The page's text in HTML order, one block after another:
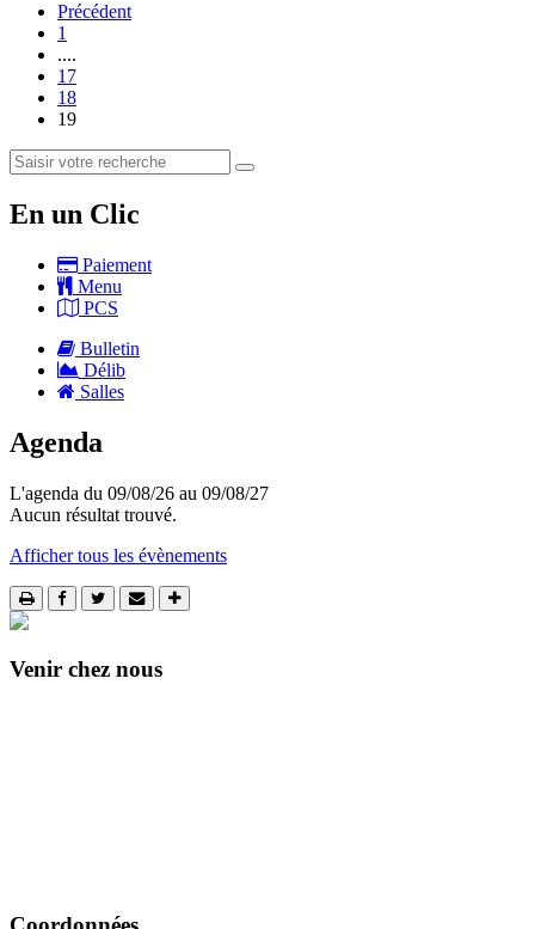
Précédent
1
....
17
18
19
En un Clic
Paiement
Menu
PCS
Bulletin
Délib
Salles
Agenda
L'agenda du 09/08/26 au 09/08/27
Aucun résultat trouvé.
Afficher tous les évènements
Venir chez nous